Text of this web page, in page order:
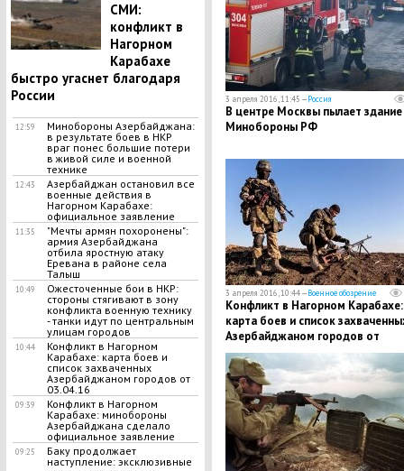
СМИ:
конфликт в
Нагорном
Карабахе
быстро угаснет благодаря
России
12:59
Минобороны Азербайджана:
в результате боев в НКР
враг понес большие потери
в живой силе и военной
технике
12:43
Азербайджан остановил все
военные действия в
Нагорном Карабахе:
официальное заявление
11:35
"Мечты армян похоронены":
армия Азербайджана
отбила яростную атаку
Еревана в районе села
Талыш
10:49
Ожесточенные бои в НКР:
стороны стягивают в зону
конфликта военную технику
- танки идут по центральным
улицам городов
10:44
Конфликт в Нагорном
Карабахе: карта боев и
список захваченных
Азербайджаном городов от
03.04.16
09:39
Конфликт в Нагорном
Карабахе: минобороны
Азербайджана сделало
официальное заявление
09:25
Баку продолжает
наступление: эксклюзивные
3 апреля 2016, 11:45 —Россия
В центре Москвы пылает здание
Минобороны РФ
3 апреля 2016, 10:44 —Военное обозрение
Конфликт в Нагорном Карабахе:
карта боев и список
Азербайджаном городов от
03.04.16